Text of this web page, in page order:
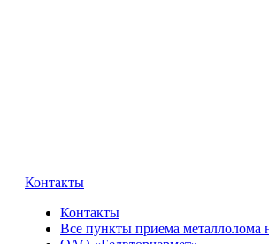
Контакты
Контакты
Все пункты приема металлолома